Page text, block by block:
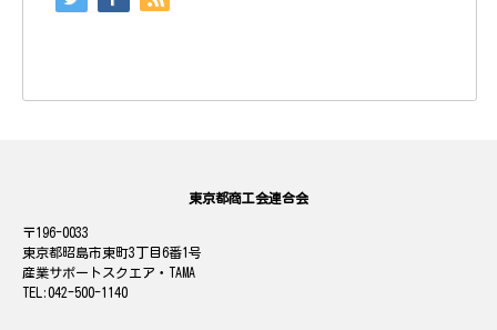
東京都商工会連合会
196-0033
東京都昭島市東町3丁目6番1号
産業サポートスクエア・TAMA
042-500-1140